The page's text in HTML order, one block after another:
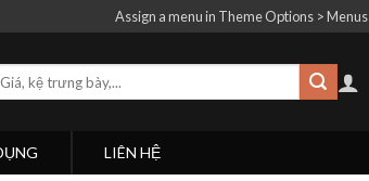
Assign a menu in Theme Options > Menus
LIÊN HỆ